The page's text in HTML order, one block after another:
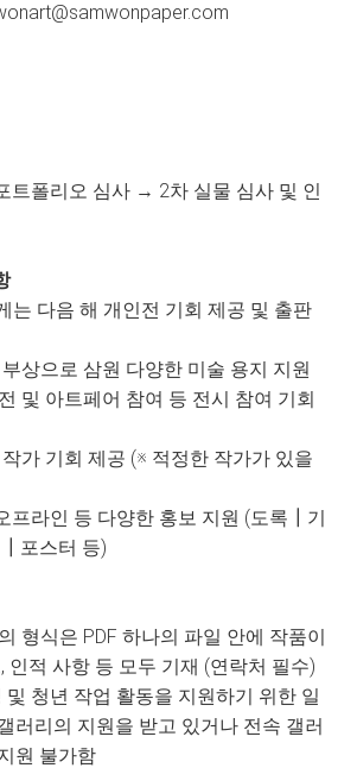
트폴리오 심사 → 2차 실물 심사 및 인
는 다음 해 개인전 기회 제공 및 출판
상으로 삼원 다양한 미술 용지 지원
및 아트페어 참여 등 전시 참여 기회
가 기회 제공 (※ 적정한 작가가 있을
프라인 등 다양한 홍보 지원 (도록┃기
포스터 등)
형식은 PDF 하나의 파일 안에 작품이
인적 사항 등 모두 기재 (연락처 필수)
청년 작업 활동을 지원하기 위한 일
러리의 지원을 받고 있거나 전속 갤러
원 불가함